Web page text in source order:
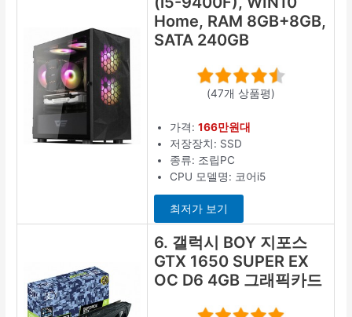
Home, RAM 8GB+8GB,
SATA 240GB
(47개 상품평)
가격:166만원대
저장장치: SSD
종류: 조립PC
CPU 모델명: 코어i5
최저가 보기
6. 갤럭시 BOY 지포스
GTX 1650 SUPER EX
OC D6 4GB 그래픽카드